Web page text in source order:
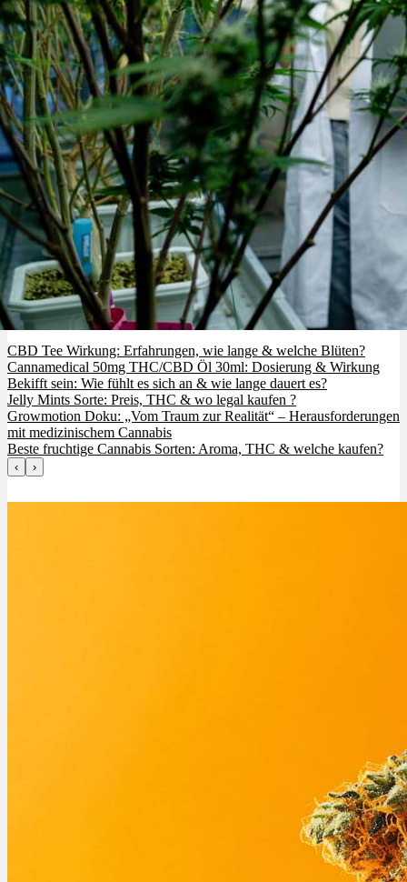
CBGA: die Mutter aller Cannabinoide & wie wirkt sie?
CBD Tee Wirkung: Erfahrungen, wie lange & welche Blüten?
Cannamedical 50mg THC/CBD Öl 30ml: Dosierung & Wirkung
Bekifft sein: Wie fühlt es sich an & wie lange dauert es?
Jelly Mints Sorte: Preis, THC & wo legal kaufen ?
Growmotion Doku: „Vom Traum zur Realität“ – Herausforderungen
mit medizinischem Cannabis
Beste fruchtige Cannabis Sorten: Aroma, THC & welche kaufen?
‹ ›